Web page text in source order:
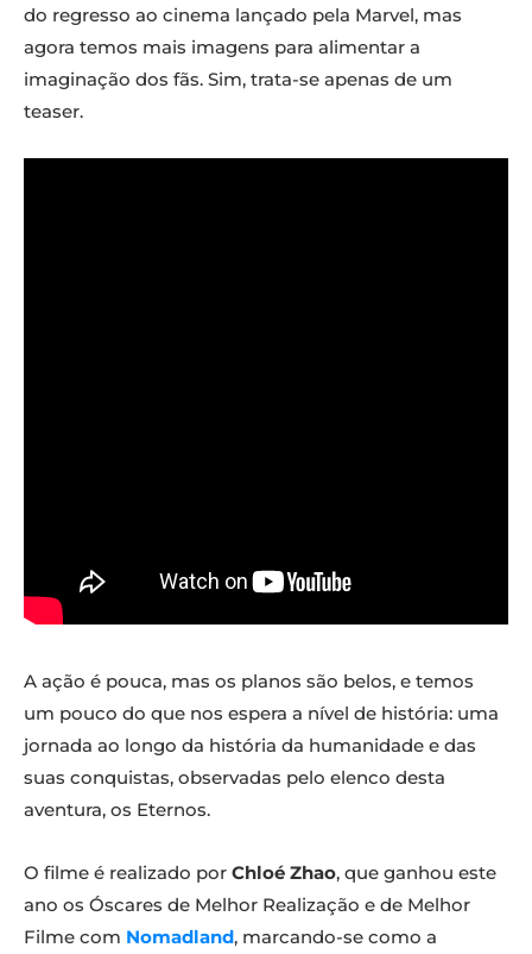
do regresso ao cinema lançado pela Marvel, mas
agora temos mais imagens para alimentar a
imaginação dos fãs. Sim, trata-se apenas de um
teaser.
A ação é pouca, mas os planos são belos, e temos
um pouco do que nos espera a nível de história: uma
jornada ao longo da história da humanidade e das
suas conquistas, observadas pelo elenco desta
aventura, os Eternos.
O filme é realizado por Chloé Zhao, que ganhou este
ano os Óscares de Melhor Realização e de Melhor
Filme com Nomadland, marcando-se como a